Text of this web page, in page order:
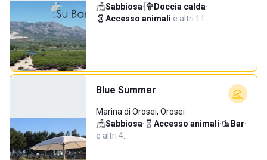
Sabbiosa· Doccia calda·
Accesso animali·e altri 11…
Blue Summer
Marina di Orosei, Orosei
Sabbiosa· Accesso animali· Bar·
e altri 4…